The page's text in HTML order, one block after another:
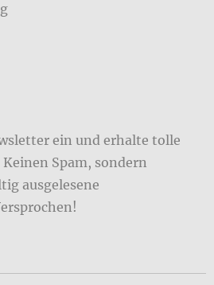
ein und erhalte tolle
Spam, sondern
ausgelesene